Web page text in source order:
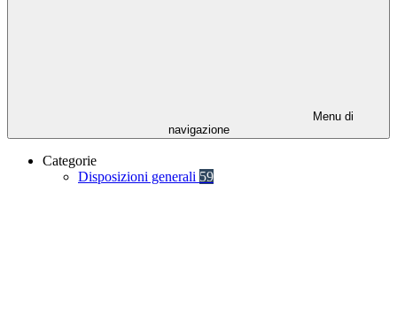
Menu di
navigazione
Categorie
Disposizioni generali 59